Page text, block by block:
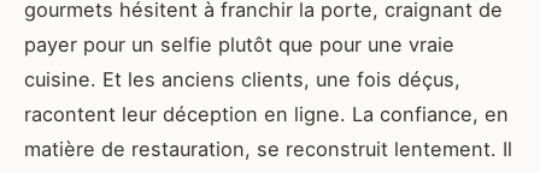
gourmets hésitent à franchir la porte, craignant de
payer pour un selfie plutôt que pour une vraie
cuisine. Et les anciens clients, une fois déçus,
racontent leur déception en ligne. La confiance, en
matière de restauration, se reconstruit lentement. Il